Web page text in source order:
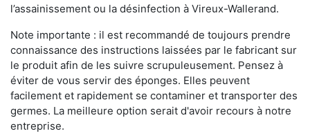
l’assainissement ou la désinfection à Vireux-Wallerand.
Note importante : il est recommandé de toujours prendre
connaissance des instructions laissées par le fabricant sur
le produit afin de les suivre scrupuleusement. Pensez à
éviter de vous servir des éponges. Elles peuvent
facilement et rapidement se contaminer et transporter des
germes. La meilleure option serait d'avoir recours à notre
entreprise.